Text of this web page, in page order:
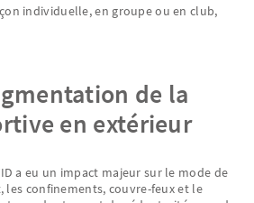
individuelle, en groupe ou en club,
de la
en extérieur
a eu un impact majeur sur le mode de
les confinements, couvre-feux et le